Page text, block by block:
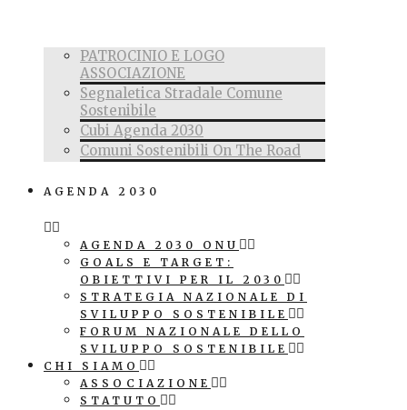
PATROCINIO E LOGO
ASSOCIAZIONE
Segnaletica Stradale Comune
Sostenibile
Cubi Agenda 2030
Comuni Sostenibili On The Road
AGENDA 2030
AGENDA 2030 ONU
GOALS E TARGET:
OBIETTIVI PER IL 2030
STRATEGIA NAZIONALE DI
SVILUPPO SOSTENIBILE
FORUM NAZIONALE DELLO
SVILUPPO SOSTENIBILE
CHI SIAMO
ASSOCIAZIONE
STATUTO